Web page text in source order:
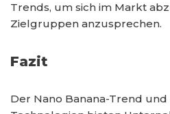
Trends, um sich im Markt
Zielgruppen anzusprechen.
Fazit
Der Nano Banana-Trend